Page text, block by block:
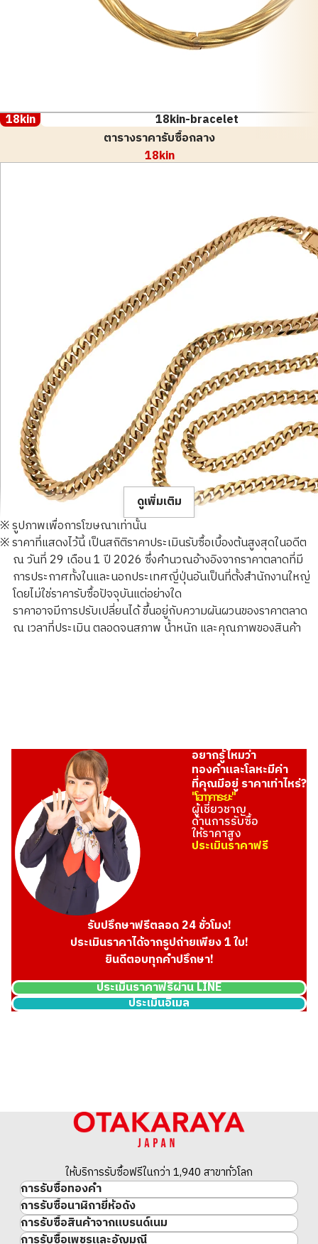
18kin
18kin-bracelet
ตารางราคารับซื้อกลาง
18kin
18K gold (K18) Kihei necklace
356.8g
ราคารับซื้ออ้างอิง
THB 836,060.44
ดูเพิ่มเติม
※ รูปภาพเพื่อการโฆษณาเท่านั้น
※ ราคาที่แสดงไว้นี้ เป็นสถิติราคาประเมินรับซื้อเบื้องต้นสูงสุดในอดีต
ณ วันที่ 29 เดือน 1 ปี 2026 ซึ่งคำนวณอ้างอิงจากราคาตลาดที่มี
การประกาศทั้งในและนอกประเทศญี่ปุ่นอันเป็นที่ตั้งสำนักงานใหญ่
โดยไม่ใช่ราคารับซื้อปัจจุบันแต่อย่างใด
ราคาอาจมีการปรับเปลี่ยนได้ ขึ้นอยู่กับความผันผวนของราคาตลาด
ณ เวลาที่ประเมิน ตลอดจนสภาพ น้ำหนัก และคุณภาพของสินค้า
อยากรู้ไหมว่า
ทองคำและโลหะมีค่า
ที่คุณมีอยู่ ราคาเท่าไหร่?
"โอทาคาระยะ"
ผู้เชี่ยวชาญ
ด้านการรับซื้อ
ให้ราคาสูง
ประเมินราคาฟรี
รับปรึกษาฟรีตลอด 24 ชั่วโมง!
ประเมินราคาได้จากรูปถ่ายเพียง 1 ใบ!
ยินดีตอบทุกคำปรึกษา!
ประเมินราคาฟรีผ่าน LINE
ประเมินอีเมล
ให้บริการรับซื้อฟรีในกว่า 1,940 สาขาทั่วโลก
การรับซื้อทองคำ
ทองคำ
ทองคำแท่ง
การรับซื้อนาฬิกายี่ห้อดัง
นาฬิกาแบรนด์เนม
การรับซื้อสินค้าจากแบรนด์เนม
สินค้าแบรนด์เนม
การรับซื้อเพชรและอัญมณี